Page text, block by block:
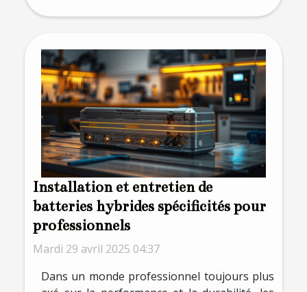
Installation et entretien de
batteries hybrides spécificités pour
professionnels
Mardi 29 avril 2025 04:37
Dans un monde professionnel toujours plus